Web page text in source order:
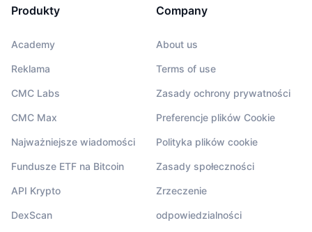
Produkty
Academy
Reklama
CMC Labs
CMC Max
Najważniejsze wiadomości
Fundusze ETF na Bitcoin
API Krypto
DexScan
Company
About us
Terms of use
Zasady ochrony prywatności
Preferencje plików Cookie
Polityka plików cookie
Zasady społeczności
Zrzeczenie
odpowiedzialności